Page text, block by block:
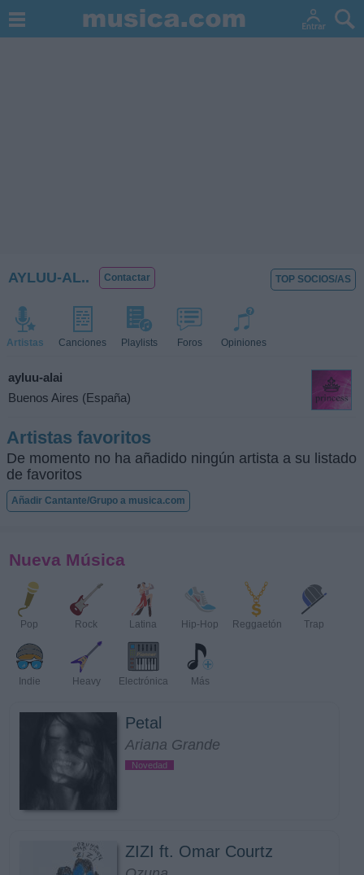
AYLUU-AL.. Contactar TOP SOCIOS/AS
Artistas Canciones Playlists Foros Opiniones
ayluu-alai
Buenos Aires (España)
Artistas favoritos
De momento no ha añadido ningún artista a su listado
de favoritos
Añadir Cantante/Grupo a musica.com
Nueva Música
Pop Rock Latina Hip-Hop Reggaetón Trap
Indie Heavy Electrónica Más
Petal
Ariana Grande
Novedad
ZIZI ft. Omar Courtz